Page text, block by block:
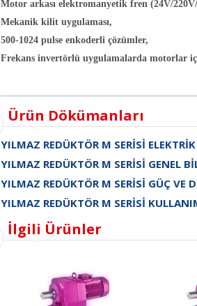
Motor arkası elektromanyetik fren (24V/
Mekanik kilit uygulaması,
500-1024 pulse enkoderli çözümler,
Frekans invertörlü uygulamalarda motorlar
Ürün Dökümanları
YILMAZ REDÜKTÖR M SERİSİ
YILMAZ REDÜKTÖR M SERİSİ GENEL
YILMAZ REDÜKTÖR M SERİSİ GÜÇ VE
YILMAZ REDÜKTÖR M SERİSİ
İlgili Ürünler